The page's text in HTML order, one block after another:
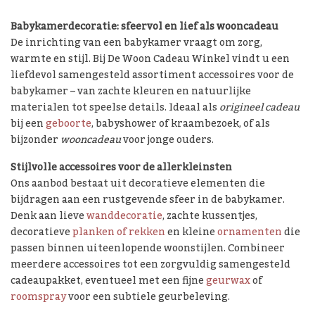
Babykamerdecoratie: sfeervol en lief als wooncadeau
De inrichting van een babykamer vraagt om zorg,
warmte en stijl. Bij De Woon Cadeau Winkel vindt u een
liefdevol samengesteld assortiment accessoires voor de
babykamer – van zachte kleuren en natuurlijke
materialen tot speelse details. Ideaal alsorigineel cadeau
bij eengeboorte, babyshower of kraambezoek, of als
bijzonder wooncadeauvoor jonge ouders.
Stijlvolle accessoires voor de allerkleinsten
Ons aanbod bestaat uit decoratieve elementen die
bijdragen aan een rustgevende sfeer in de babykamer.
Denk aan lievewanddecoratie, zachte kussentjes,
decoratieveplanken of rekkenen kleineornamentendie
passen binnen uiteenlopende woonstijlen. Combineer
meerdere accessoires tot een zorgvuldig samengesteld
cadeaupakket, eventueel met een fijnegeurwaxof
roomsprayvoor een subtiele geurbeleving.